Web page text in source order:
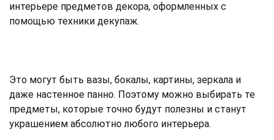
интерьере предметов декора, оформленных с
помощью техники декупаж.
Это могут быть вазы, бокалы, картины, зеркала и
даже настенное панно. Поэтому можно выбирать те
предметы, которые точно будут полезны и станут
украшением абсолютно любого интерьера.